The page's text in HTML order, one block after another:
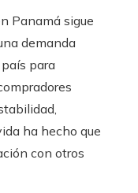
Panamá sigue
demanda
para
ha hecho que
con otros